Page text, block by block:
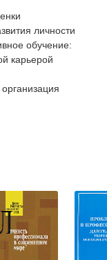
личности
обучение:
карьерой